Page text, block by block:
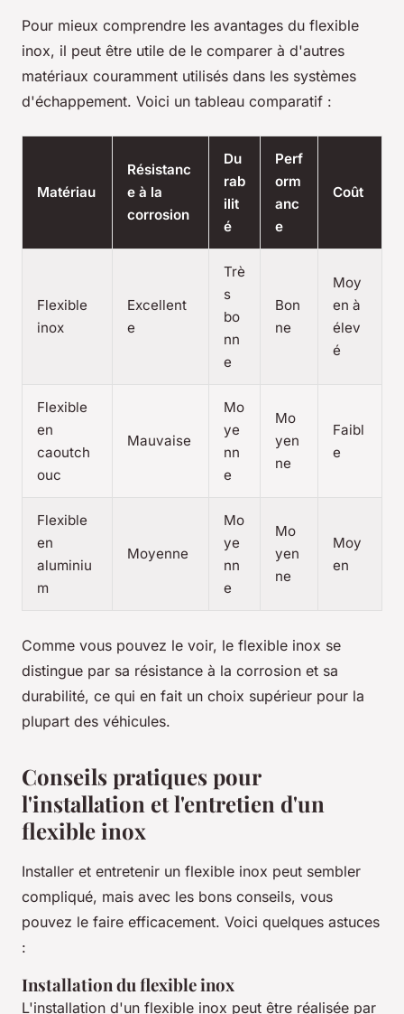
Pour mieux comprendre les avantages du flexible
inox, il peut être utile de le comparer à d'autres
matériaux couramment utilisés dans les systèmes
d'échappement. Voici un tableau comparatif :
Matériau
Résistanc
e à la
corrosion
Du
rab
ilit
é
Perf
orm
anc
e
Coût
Flexible
inox
Excellent
e
Trè
s
bo
nn
e
Bon
ne
Moy
en à
élev
é
Flexible
en
caoutch
ouc
Mauvaise
Mo
ye
nn
e
Mo
yen
ne
Faibl
e
Flexible
en
aluminiu
m
Moyenne
Mo
ye
nn
e
Mo
yen
ne
Moy
en
Comme vous pouvez le voir, le flexible inox se
distingue par sa résistance à la corrosion et sa
durabilité, ce qui en fait un choix supérieur pour la
plupart des véhicules.
Conseils pratiques pour
l'installation et l'entretien d'un
flexible inox
Installer et entretenir un flexible inox peut sembler
compliqué, mais avec les bons conseils, vous
pouvez le faire efficacement. Voici quelques astuces
:
Installation du flexible inox
L'installation d'un flexible inox peut être réalisée par